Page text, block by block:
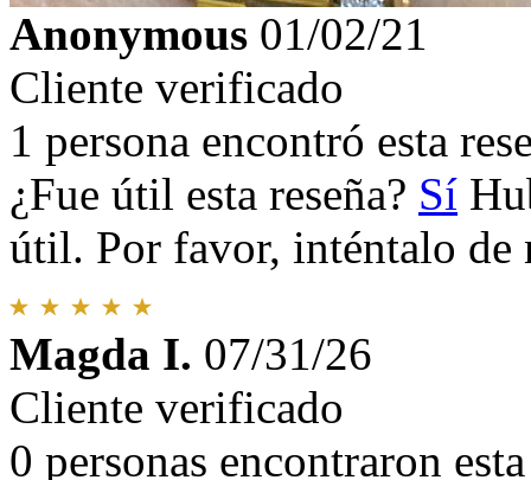
Anonymous 01/02/21
Cliente verificado
1 persona encontró esta
¿Fue útil esta reseña? Sí
útil. Por favor, inténtalo de
Magda I. 07/31/26
Cliente verificado
0 personas encontraron